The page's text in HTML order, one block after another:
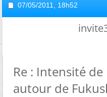
07/05/2011, 18h52
Re : Intensité
autour de